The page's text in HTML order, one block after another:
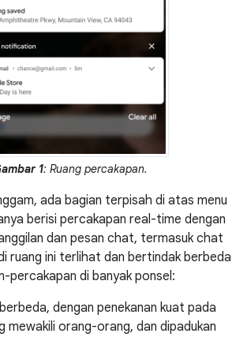
1: Ruang percakapan.
ada bagian terpisah di atas menu
berisi percakapan real-time dengan
dan pesan chat, termasuk chat
ruang ini terlihat dan bertindak berbeda
percakapan di banyak ponsel:
dengan penekanan kuat pada
mewakili orang-orang, dan dipadukan